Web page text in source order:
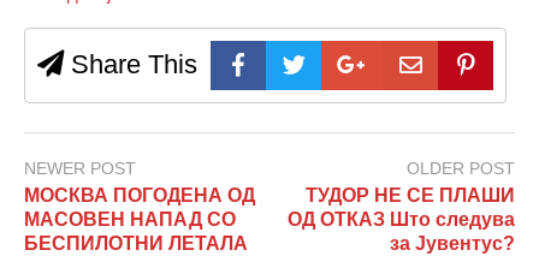
Share This
NEWER POST
МОСКВА ПОГОДЕНА ОД
МАСОВЕН НАПАД СО
БЕСПИЛОТНИ ЛЕТАЛА
OLDER POST
ТУДОР НЕ СЕ ПЛАШИ
ОД ОТКАЗ Што следува
за Јувентус?